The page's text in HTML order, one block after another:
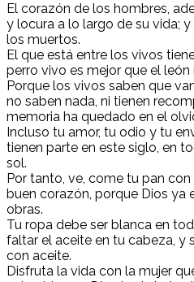
El corazón de los hombres,
y locura a lo largo de su vida;
los muertos.
El que está entre los vivos
perro vivo es mejor que el león
Porque los vivos saben que
no saben nada, ni tienen
memoria ha quedado en el
Incluso tu amor, tu odio y tu
tienen parte en este siglo, en
sol.
Por tanto, ve, come tu pan
buen corazón, porque Dios
obras.
Tu ropa debe ser blanca en
faltar el aceite en tu cabeza, y
con aceite.
Disfruta la vida con la mujer